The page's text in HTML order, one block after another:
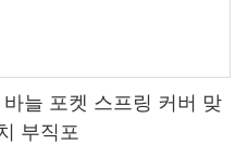
늘 포켓 스프링 커버 맞
부직포